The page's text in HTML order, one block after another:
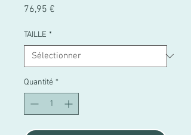
76,95 €
TAILLE *
Quantité *